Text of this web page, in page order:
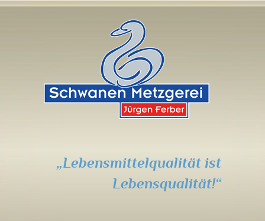
„Lebensmittelqualität ist
Lebensqualität!“